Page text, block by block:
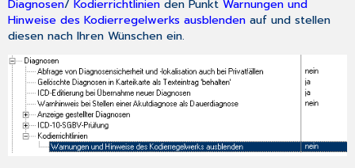
Diagnosen/Kodierrichtlinien den PunktWarnungen und
Hinweise des Kodierregelwerks ausblenden auf und stellen
diesen nach Ihren Wünschen ein.